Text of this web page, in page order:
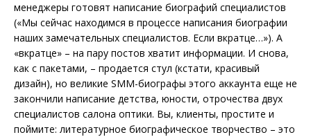
менеджеры готовят написание биографий специалистов
(«Мы сейчас находимся в процессе написания биографии
наших замечательных специалистов. Если вкратце…»). А
«вкратце» – на пару постов хватит информации. И снова,
как с пакетами, – продается стул (кстати, красивый
дизайн), но великие SMM-биографы этого аккаунта еще не
закончили написание детства, юности, отрочества двух
специалистов салона оптики. Вы, клиенты, простите и
поймите: литературное биографическое творчество – это